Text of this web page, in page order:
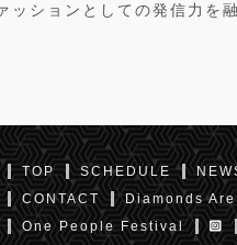
ッションとしての発信力を
TOP SCHEDULE
CONTACT
Diamonds
One People Festival